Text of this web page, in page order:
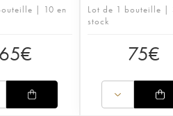
| 10 en
65€
Lot de 1 bouteille |
stock
75€